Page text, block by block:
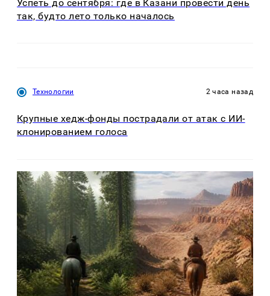
Успеть до сентября: где в Казани провести день
так, будто лето только началось
Технологии 2 часа назад
Крупные хедж-фонды пострадали от атак с ИИ-
клонированием голоса